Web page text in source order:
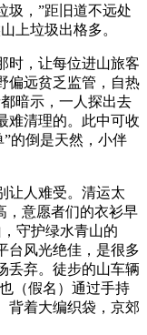
圾，”距旧道不远处
上垃圾出格多。
，让每位进山旅客
偏远贫乏监管，自热
暗示，一人探出去
难清理的。此中可收
”的倒是天然，小伴
人难受。清运太
，意愿者们的衣衫早
守护绿水青山的
台风光绝佳，是很多
丢弃。徒步的山车辆
（假名）通过手持
背着大编织袋，京郊